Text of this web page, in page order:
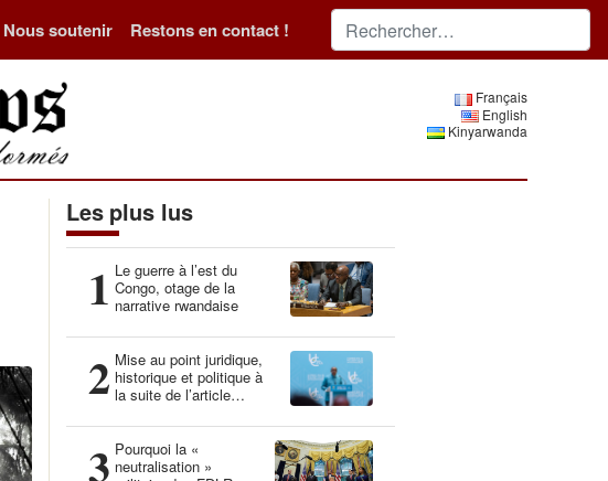
Nous soutenir Restons en contact !
Français
English
Kinyarwanda
Les plus lus
1 Le guerre à l’est du
Congo, otage de la
narrative rwandaise
2 Mise au point juridique,
historique et politique à
la suite de l’article
la Belgique, gardien du
patrimoine génétique”
3 Pourquoi la «
neutralisation »